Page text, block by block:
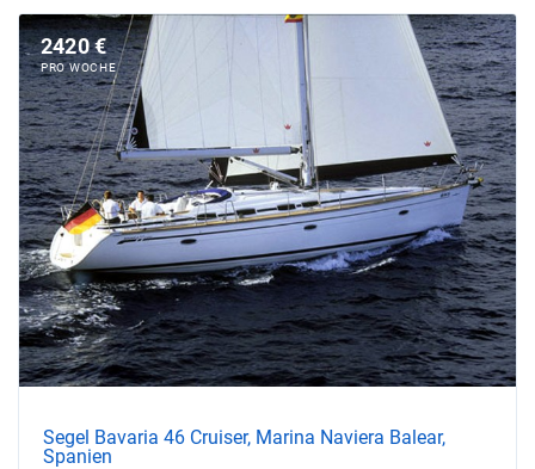
2420 €
PRO WOCHE
Segel Bavaria 46 Cruiser, Marina Naviera Balear,
Spanien